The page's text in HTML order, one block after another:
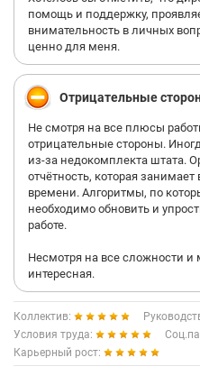
помощь и поддержку,
внимательность в личных
ценно для меня.
Отрицательные
Не смотря на все плюсы
отрицательные стороны.
из-за недокомплекта штата.
отчётность, которая
времени. Алгоритмы, по
необходимо обновить и
работе.
Несмотря на все сложности и
интересная.
Коллектив:
Условия труда:
Карьерный рост: